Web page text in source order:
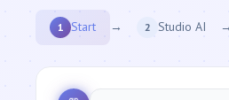
1 Start → 2 Studio AI →